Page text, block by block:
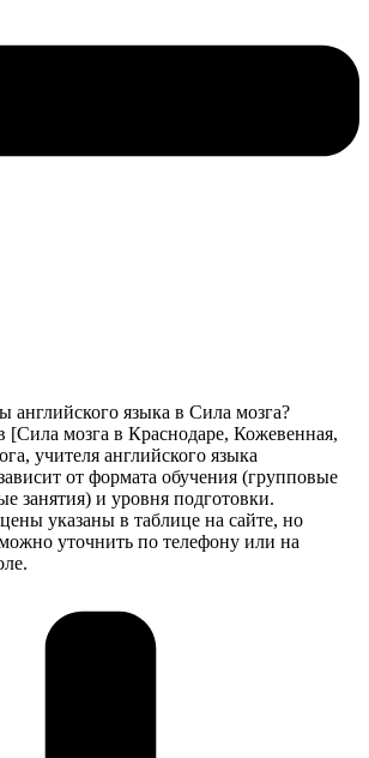
английского языка в Сила мозга?
[Сила мозга в Краснодаре, Кожевенная,
учителя английского языка
от формата обучения (групповые
занятия) и уровня подготовки.
указаны в таблице на сайте, но
уточнить по телефону или на